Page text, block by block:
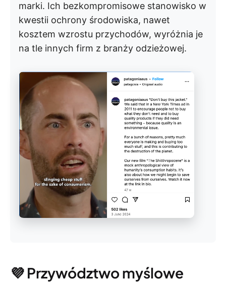
marki. Ich bezkompromisowe stanowisko w
kwestii ochrony środowiska, nawet
kosztem wzrostu przychodów, wyróżnia je
na tle innych firm z branży odzieżowej.
💜 Przywództwo myślowe